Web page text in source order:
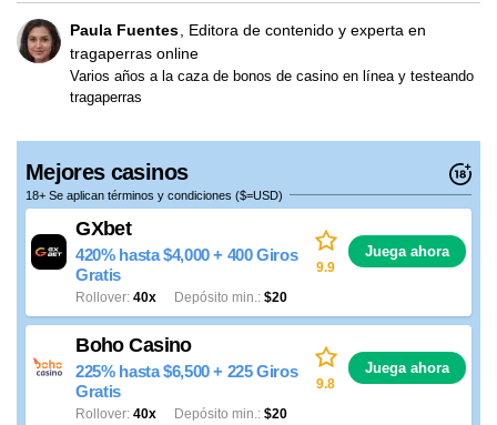
Paula Fuentes
Editora de contenido y experta en
tragaperras online
Varios años a la caza de bonos de casino en línea y testeando
tragaperras
Mejores casinos
18+ Se aplican términos y condiciones ($=USD)
GXbet
420% hasta $4,000 + 400 Giros
Gratis
40x
Rollover $20
Depósito min.
9.9
Juega ahora
Boho Casino
225% hasta $6,500 + 225 Giros
Gratis
40x
Rollover $20
Depósito min.
9.8
Juega ahora